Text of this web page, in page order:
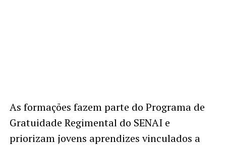
As formações fazem parte do Programa de
Gratuidade Regimental do SENAI e
priorizam jovens aprendizes vinculados a